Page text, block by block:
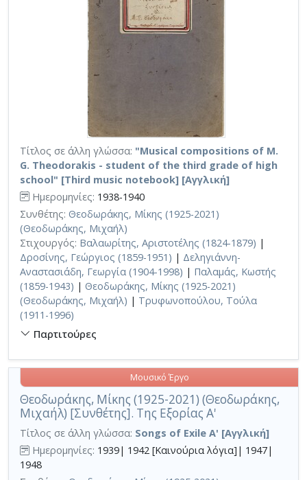
Τίτλος σε άλλη γλώσσα: "Musical compositions of M.
G. Theodorakis - student of the third grade of high
school" [Third music notebook] [Αγγλική]
Ημερομηνίες: 1938-1940
Συνθέτης: Θεοδωράκης, Μίκης (1925-2021)
(Θεοδωράκης, Μιχαήλ)
Στιχουργός: Βαλαωρίτης, Αριστοτέλης (1824-1879) |
Δροσίνης, Γεώργιος (1859-1951) | Δεληγιάννη-
Αναστασιάδη, Γεωργία (1904-1998) | Παλαμάς, Κωστής
(1859-1943) | Θεοδωράκης, Μίκης (1925-2021)
(Θεοδωράκης, Μιχαήλ) | Τρυφωνοπούλου, Τούλα
(1911-1996)
Παρτιτούρες
Θεοδωράκης, Μίκης (1925-2021) (Θεοδωράκης,
Μιχαήλ) [Συνθέτης]. Της Εξορίας Α'
Μουσικό Έργο
Τίτλος σε άλλη γλώσσα: Songs of Exile A' [Αγγλική]
Ημερομηνίες: 1939| 1942 [Καινούρια λόγια]| 1947|
1948